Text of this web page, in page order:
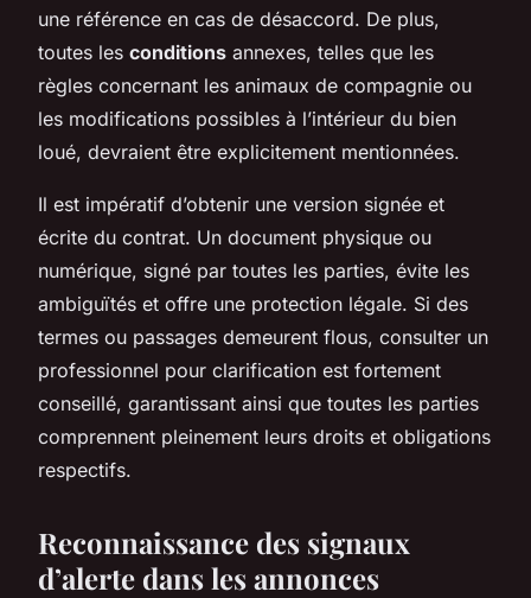
une référence en cas de désaccord. De plus,
toutes les conditions annexes, telles que les
règles concernant les animaux de compagnie ou
les modifications possibles à l’intérieur du bien
loué, devraient être explicitement mentionnées.
Il est impératif d’obtenir une version signée et
écrite du contrat. Un document physique ou
numérique, signé par toutes les parties, évite les
ambiguïtés et offre une protection légale. Si des
termes ou passages demeurent flous, consulter un
professionnel pour clarification est fortement
conseillé, garantissant ainsi que toutes les parties
comprennent pleinement leurs droits et obligations
respectifs.
Reconnaissance des signaux
d’alerte dans les annonces